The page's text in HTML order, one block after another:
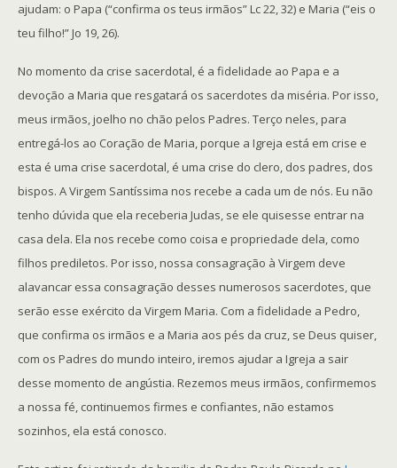
ajudam: o Papa (“confirma os teus irmãos” Lc 22, 32) e Maria (“eis o
teu filho!” Jo 19, 26).
No momento da crise sacerdotal, é a fidelidade ao Papa e a
devoção a Maria que resgatará os sacerdotes da miséria. Por isso,
meus irmãos, joelho no chão pelos Padres. Terço neles, para
entregá-los ao Coração de Maria, porque a Igreja está em crise e
esta é uma crise sacerdotal, é uma crise do clero, dos padres, dos
bispos. A Virgem Santíssima nos recebe a cada um de nós. Eu não
tenho dúvida que ela receberia Judas, se ele quisesse entrar na
casa dela. Ela nos recebe como coisa e propriedade dela, como
filhos prediletos. Por isso, nossa consagração à Virgem deve
alavancar essa consagração desses numerosos sacerdotes, que
serão esse exército da Virgem Maria. Com a fidelidade a Pedro,
que confirma os irmãos e a Maria aos pés da cruz, se Deus quiser,
com os Padres do mundo inteiro, iremos ajudar a Igreja a sair
desse momento de angústia. Rezemos meus irmãos, confirmemos
a nossa fé, continuemos firmes e confiantes, não estamos
sozinhos, ela está conosco.